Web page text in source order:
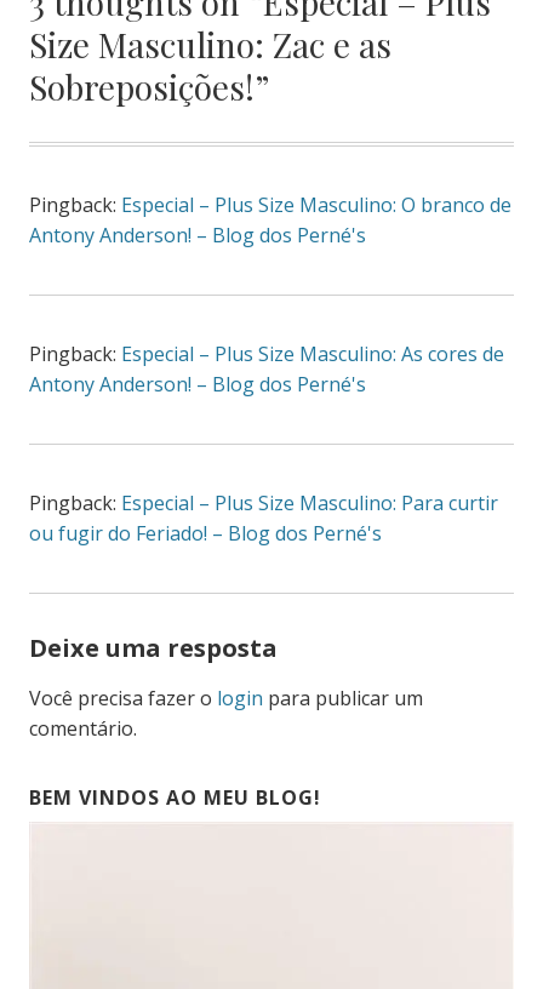
Size Masculino: Zac e as
Sobreposições!”
Pingback: Especial – Plus Size Masculino: O branco de
Antony Anderson! – Blog dos Perné's
Pingback: Especial – Plus Size Masculino: As cores de
Antony Anderson! – Blog dos Perné's
Pingback: Especial – Plus Size Masculino: Para curtir
ou fugir do Feriado! – Blog dos Perné's
Deixe uma resposta
Você precisa fazer o login para publicar um
comentário.
BEM VINDOS AO MEU BLOG!